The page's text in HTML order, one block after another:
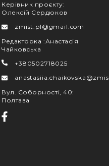
Керівник проєкту:
Олексій Сердюков
zmist.pl@gmail.com
Редакторка :Анастасія
Чайковська
+380502718025
Вул. Соборності, 40:
Полтава